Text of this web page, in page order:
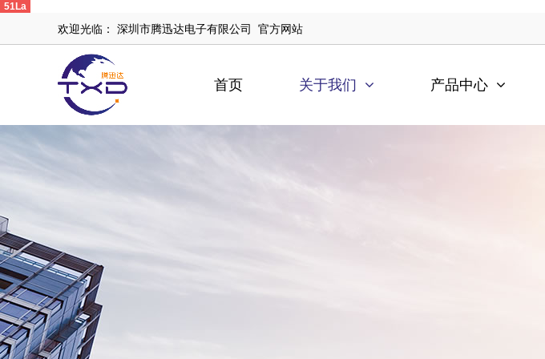
51La
欢迎光临： 深圳市腾迅达电子有限公司 官方网站
首页 关于我们 产品中心